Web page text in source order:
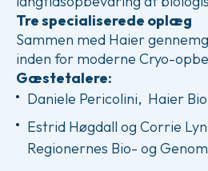
Tre specialiserede oplæg
Sammen med Haier
inden for moderne Cryo-
Gæstetalere:
Daniele Pericolini, Haier
Estrid Høgdall og Corrie
Regionernes Bio- og